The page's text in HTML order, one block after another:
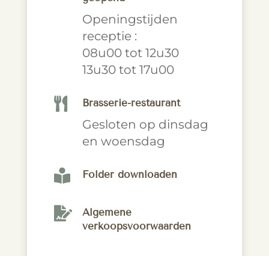
Openingstijden
receptie :
08u00 tot 12u30
13u30 tot 17u00
 Brasserie-restaurant
Gesloten op dinsdag
en woensdag
 Folder downloaden

Algemene
verkoopsvoorwaarden